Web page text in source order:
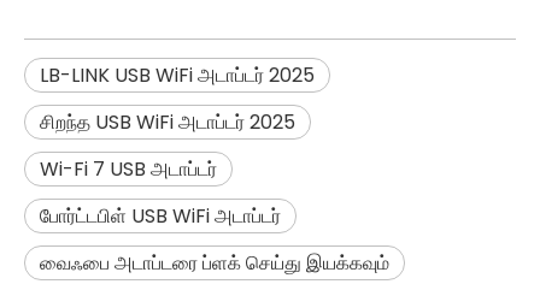
LB-LINK USB WiFi அடாப்டர் 2025
சிறந்த USB WiFi அடாப்டர் 2025
Wi-Fi 7 USB அடாப்டர்
போர்ட்டபிள் USB WiFi அடாப்டர்
வைஃபை அடாப்டரை ப்ளக் செய்து இயக்கவும்